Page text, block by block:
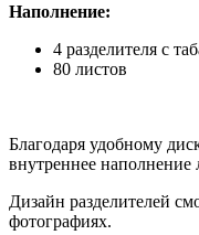
Наполнение:
4 разделителя с
80 листов
Благодаря удобному
внутреннее наполнение
Дизайн разделителей
фотографиях.